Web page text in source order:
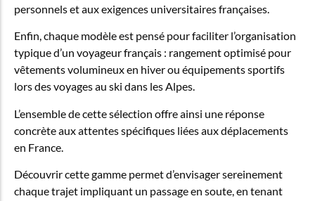
personnels et aux exigences universitaires françaises.
Enfin, chaque modèle est pensé pour faciliter l’organisation
typique d’un voyageur français : rangement optimisé pour
vêtements volumineux en hiver ou équipements sportifs
lors des voyages au ski dans les Alpes.
L’ensemble de cette sélection offre ainsi une réponse
concrète aux attentes spécifiques liées aux déplacements
en France.
Découvrir cette gamme permet d’envisager sereinement
chaque trajet impliquant un passage en soute, en tenant